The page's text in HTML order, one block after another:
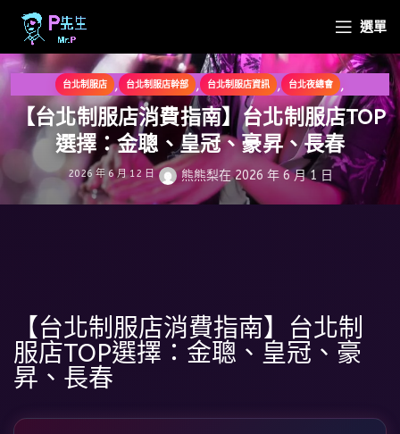
選單
台北制服店 , 台北制服店幹部 , 台北制服店資訊 , 台北夜總會 ,
台北禮服店資訊 , 台北酒店幹部 , 台北酒店資訊
【台北制服店消費指南】台北制服店TOP
選擇：金聰、皇冠、豪昇、長春
2026 年 6 月 12 日 熊熊梨在 2026 年 6 月 1 日
【台北制服店消費指南】台北制
服店TOP選擇：金聰、皇冠、豪
昇、長春